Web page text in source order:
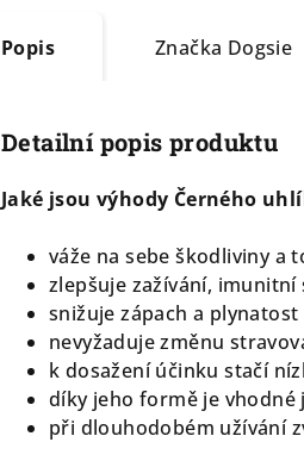
Popis Značka Dogsie
Detailní popis produktu
Jaké jsou výhody Černého
váže na sebe škodliviny a
zlepšuje zažívání,
snižuje zápach a plynatost
nevyžaduje změnu
k dosažení účinku stačí
díky jeho formě je
při dlouhodobém užívání